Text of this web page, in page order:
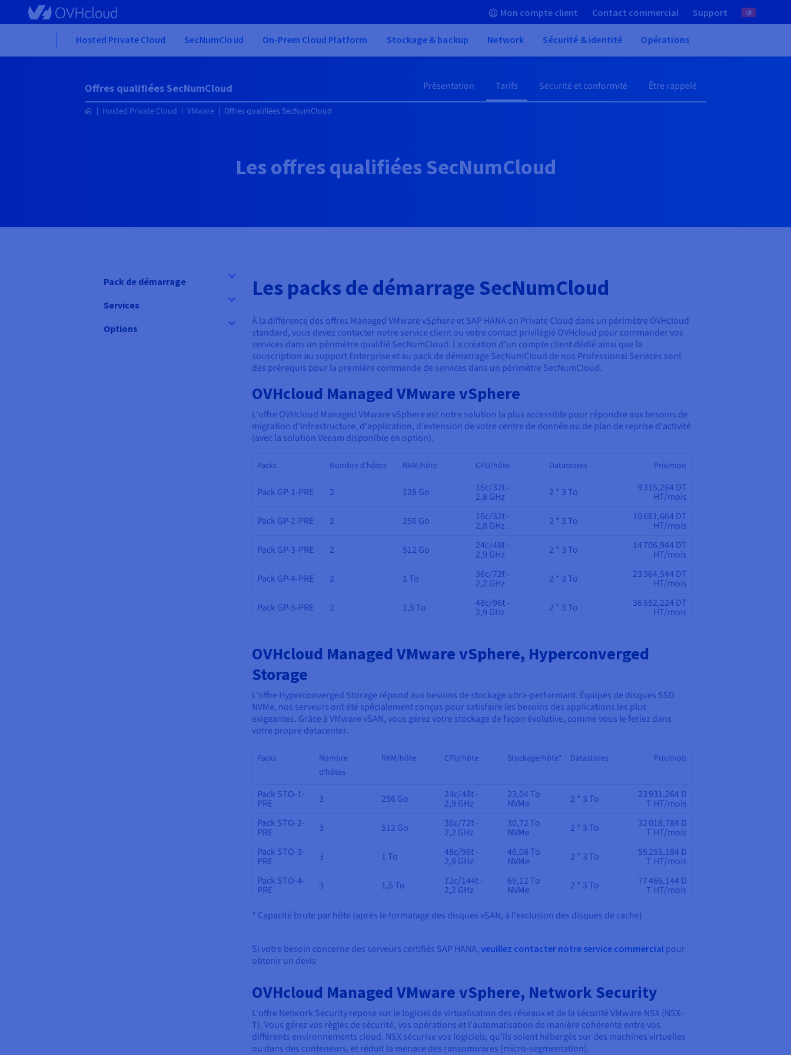
Skip to main content Mon compte client Contact commercial Support
Hosted Private Cloud SecNumCloud On-Prem Cloud Platform Stockage & backup Network Sécurité & identité Opérations
Offres qualifiées SecNumCloud Présentation Tarifs Sécurité et conformité Être rappelé
Hosted Private Cloud VMware Offres qualifiées SecNumCloud
Les offres qualifiées SecNumCloud
Pack de démarrage
Services
Options
Les packs de démarrage SecNumCloud
À la différence des offres Managed VMware vSphere et SAP HANA on Private Cloud dans un périmètre OVHcloud
standard, vous devez contacter notre service client ou votre contact privilégié OVHcloud pour commander vos
services dans un périmètre qualifié SecNumCloud. La création d'un compte client dédié ainsi que la
souscription au support Enterprise et au pack de démarrage SecNumCloud de nos Professional Services sont
des prérequis pour la première commande de services dans un périmètre SecNumCloud.
OVHcloud Managed VMware vSphere
L'offre OVHcloud Managed VMware vSphere est notre solution la plus accessible pour répondre aux besoins de
migration d'infrastructure, d'application, d'extension de votre centre de donnée ou de plan de reprise d'activité
(avec la solution Veeam disponible en option).
Packs Nombre d'hôtes RAM/hôte CPU/hôte Datastores Prix/mois
Pack GP-1-PRE 2 128 Go 16c/32t -
2,8 GHz 2 * 3 To 9 315,264 DT
HT/mois
Pack GP-2-PRE
2 256 Go 16c/32t -
2,8 GHz 2 * 3 To 10 681,664 DT
HT/mois
Pack GP-3-PRE
2 512 Go 24c/48t -
2,9 GHz 2 * 3 To 14 706,944 DT
HT/mois
Pack GP-4-PRE
2 1 To 36c/72t -
2,2 GHz 2 * 3 To 23 364,544 DT
HT/mois
Pack GP-5-PRE
2 1,5 To 48c/96t -
2,9 GHz 2 * 3 To 36 652,224 DT
HT/mois
OVHcloud Managed VMware vSphere, Hyperconverged
Storage
L'offre Hyperconverged Storage répond aux besoins de stockage ultra-performant. Équipés de disques SSD
NVMe, nos serveurs ont été spécialement conçus pour satisfaire les besoins des applications les plus
exigeantes. Grâce à VMware vSAN, vous gérez votre stockage de façon évolutive, comme vous le feriez dans
votre propre datacenter.
Packs
Nombre
d'hôtes
RAM/hôte CPU/hôte Stockage/hôte* Datastores Prix/mois
Pack STO-1-
PRE 3 256 Go 24c/48t -
2,9 GHz
23,04 To
NVMe 2 * 3 To 23 931,264 D
T HT/mois
Pack STO-2-
PRE 3 512 Go 36c/72t -
2,2 GHz
30,72 To
NVMe 2 * 3 To 32 018,784 D
T HT/mois
Pack STO-3-
PRE 3 1 To 48c/96t -
2,9 GHz
46,08 To
NVMe 2 * 3 To 55 253,184 D
T HT/mois
Pack STO-4-
PRE 3 1,5 To 72c/144t -
2,2 GHz
69,12 To
NVMe 2 * 3 To 77 466,144 D
T HT/mois
* Capacité brute par hôte (après le formatage des disques vSAN, à l'exclusion des disques de cache)
Si votre besoin concerne des serveurs certifiés SAP HANA, veuillez contacter notre service commercial pour
obtenir un devis
OVHcloud Managed VMware vSphere, Network Security
L'offre Network Security repose sur le logiciel de virtualisation des réseaux et de la sécurité VMware NSX (NSX-
T). Vous gérez vos règles de sécurité, vos opérations et l'automatisation de manière cohérente entre vos
différents environnements cloud. NSX sécurise vos logiciels, qu’ils soient hébergés sur des machines virtuelles
ou dans des conteneurs, et réduit la menace des ransomwares (micro-segmentation).